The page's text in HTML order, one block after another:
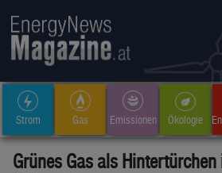
Strom Gas Emissionen Ökologie
Grünes Gas als